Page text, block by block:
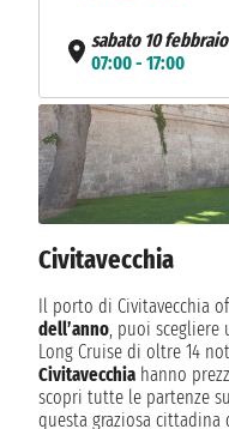
sabato 10
07:00 - 17:00
domenica 11
07:00 - 17:00
lunedì 12 febbraio
martedì 13
07:00 - 17:00
mercoledì 14
07:00 - 17:00
giovedì 15
venerdì 16
Civitavecchia
Il porto di Civitavecchia
dell’anno, puoi
Long Cruise di oltre 14
Civitavecchia hanno
scopri tutte le partenze
questa graziosa cittadina